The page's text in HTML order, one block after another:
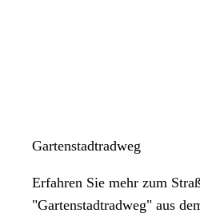
Gartenstadtradweg
Erfahren Sie mehr zum
"Gartenstadtradweg" aus